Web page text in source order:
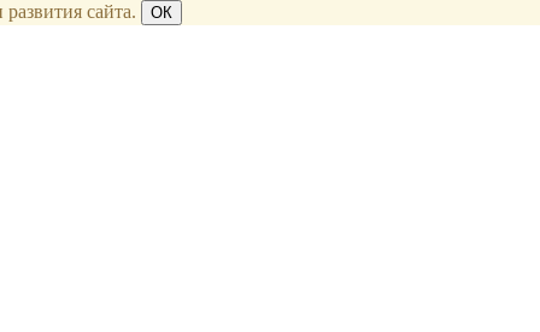
сайта. ОК